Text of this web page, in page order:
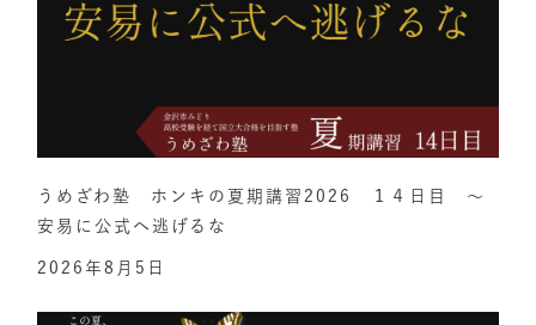
うめざわ塾 ホンキの夏期講習2026 １４日目 ～
安易に公式へ逃げるな
2026年8月5日